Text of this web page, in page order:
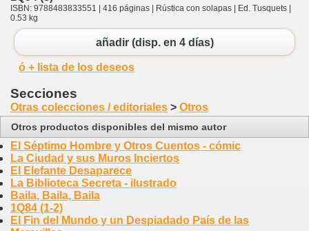
ISBN: 9788483833551 | 416 páginas | Rústica con solapas | Ed. Tusquets |
0.53 kg
añadir (disp. en 4 días)
ó + lista de los deseos
Secciones
Otras colecciones / editoriales > Otros
Otros productos disponibles del mismo autor
El Séptimo Hombre y Otros Cuentos - cómic
La Ciudad y sus Muros Inciertos
El Elefante Desaparece
La Biblioteca Secreta - ilustrado
Baila, Baila, Baila
1Q84 (1-2)
El Fin del Mundo y un Despiadado País de las